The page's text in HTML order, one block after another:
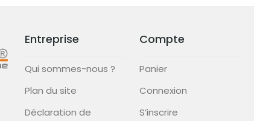
Entreprise
Qui sommes-nous ?
Plan du site
Déclaration de
Compte
Panier
Connexion
S’inscrire